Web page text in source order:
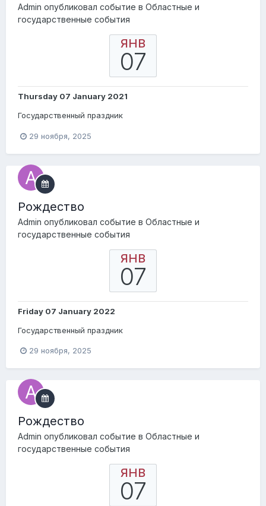
Admin опубликовал событие в Областные и
государственные события
ЯНВ
07
Thursday 07 January 2021
Государственный праздник
29 ноября, 2025
Pождество
Admin опубликовал событие в Областные и
государственные события
ЯНВ
07
Friday 07 January 2022
Государственный праздник
29 ноября, 2025
Pождество
Admin опубликовал событие в Областные и
государственные события
ЯНВ
07